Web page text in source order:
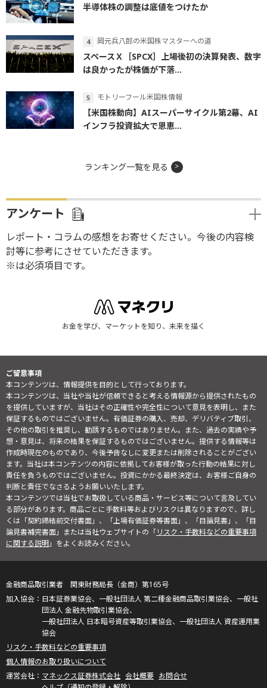
半導体株の調整は底値をつけたか
岡元兵八郎の米国株マスターへの道
スペースＸ［SPCX］上場後初の決算発表、数字
は良かったが株価が下落...
モトリーフール米国株情報
【米国株動向】AIスーパーサイクル第2幕、AI
インフラ投資拡大で恩恵...
ランキング一覧を見る
アンケート
レポート・コラムの感想をお寄せください。今後の内容検
討等に参考にさせていただきます。
※は必須項目です。
お金を学び、マーケットを知り、未来を描く
ご留意事項
本コンテンツは、情報提供を目的として行っております。
本コンテンツは、当社や当社が信頼できると考える情報源から提供されたもの
を提供していますが、当社はその正確性や完全性について意見を表明し、また
保証するものではございません。有価証券の購入、売却、デリバティブ取引、
その他の取引を推奨し、勧誘するものではありません。また、過去の実績や予
想・意見は、将来の結果を保証するものではございません。提供する情報等は
作成時現在のものであり、今後予告なしに変更または削除されることがござい
ます。当社は本コンテンツの内容に依拠してお客様が取った行動の結果に対し
責任を負うものではございません。投資にかかる最終決定は、お客様ご自身の
判断と責任でなさるようお願いいたします。
本コンテンツでは当社でお取扱している商品・サービス等について言及してい
る部分があります。商品ごとに手数料等およびリスクは異なりますので、詳し
くは「契約締結前交付書面」、「上場有価証券等書面」、「目論見書」、「目
論見書補完書面」または当社ウェブサイトの「リスク・手数料などの重要事項
に関する説明」をよくお読みください。
金融商品取引業者 関東財務局長（金商）第165号
日本証券業協会、一般社団法人 第二種金融商品取引業協会、一般社
団法人 金融先物取引業協会、
一般社団法人 日本暗号資産等取引業協会、一般社団法人 資産運用業
協会
リスク・手数料などの重要事項
個人情報のお取り扱いについて
マネックス証券株式会社 会社概要 お問合せ